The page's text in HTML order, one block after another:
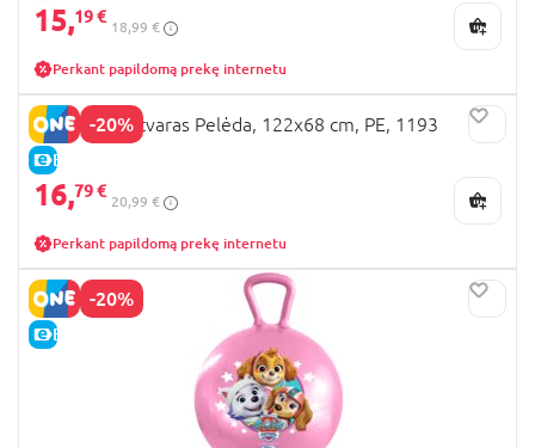
15,19 €
18,99 €
Perkant papildomą prekę internetu
-20%
E-KAINA
GUNTHER aitvaras Pelėda, 122x68 cm, PE, 1193
16,79 €
20,99 €
Perkant papildomą prekę internetu
-20%
E-KAINA